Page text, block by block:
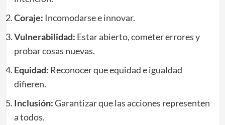
Coraje: Incomodarse e innovar.
Vulnerabilidad: Estar abierto, cometer errores y
probar cosas nuevas.
Equidad: Reconocer que equidad e igualdad
difieren.
Inclusión:Garantizar que las acciones representen
a todos.